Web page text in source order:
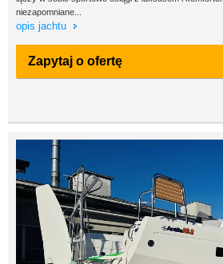
niezapomniane...
opis jachtu
Zapytaj o ofertę